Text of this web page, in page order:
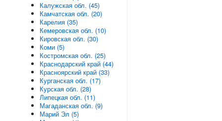
Калужская обл. (45)
Камчатская обл. (20)
Карелия (35)
Кемеровская обл. (10)
Кировская обл. (30)
Коми (5)
Костромская обл. (25)
Краснодарский край (44)
Красноярский край (33)
Курганская обл. (17)
Курская обл. (28)
Липецкая обл. (11)
Магаданская обл. (9)
Марий Эл (5)